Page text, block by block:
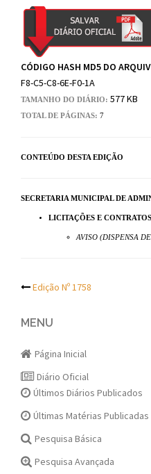
CÓDIGO HASH MD5 DO
F8-C5-C8-6E-F0-1A
TAMANHO DO DIÁRIO: 577 KB
TOTAL DE PÁGINAS: 7
CONTEÚDO DESTA EDIÇÃO
SECRETARIA MUNICIPAL DE
LICITAÇÕES E CONTRATOS
AVISO (DISPENSA
Post
navigation
Edição Nº 1758
MENU
Página Inicial
Diário Oficial
Últimos Diários Publicados
Últimas Matérias Publicadas
Pesquisa Básica
Pesquisa Avançada